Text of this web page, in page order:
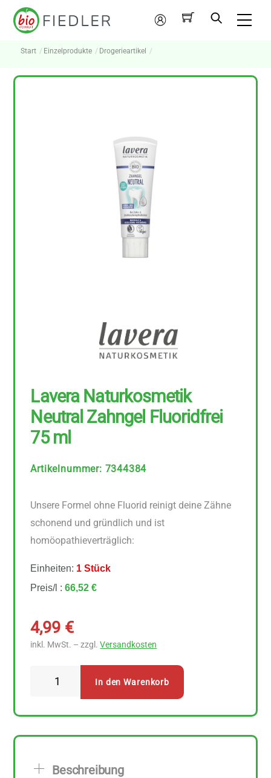
Skip
Mein
Konto
Start Einzelprodukte Drogerieartikel
Lavera Naturkosmetik
Neutral Zahngel Fluoridfrei
75 ml
Artikelnummer: 7344384
Unsere Formel ohne Fluorid reinigt deine Zähne
schonend und gründlich und ist
homöopathieverträglich:
Einheiten: 1 Stück
Preis/l :66,52 €
4,99 €
inkl. MwSt. – zzgl.Versandkosten
75
In den Warenkorb
Beschreibung